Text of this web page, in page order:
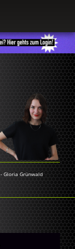
-Gloria Grünwald